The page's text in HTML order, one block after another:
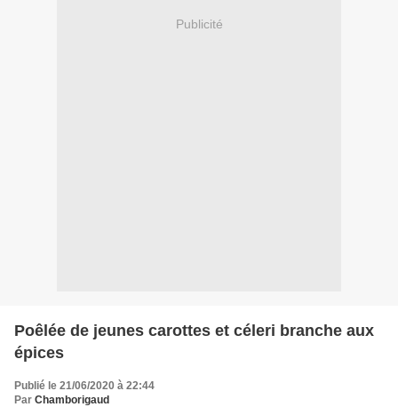
Publicité
Poêlée de jeunes carottes et céleri branche aux
épices
Publié le 21/06/2020 à 22:44
Par Chamborigaud